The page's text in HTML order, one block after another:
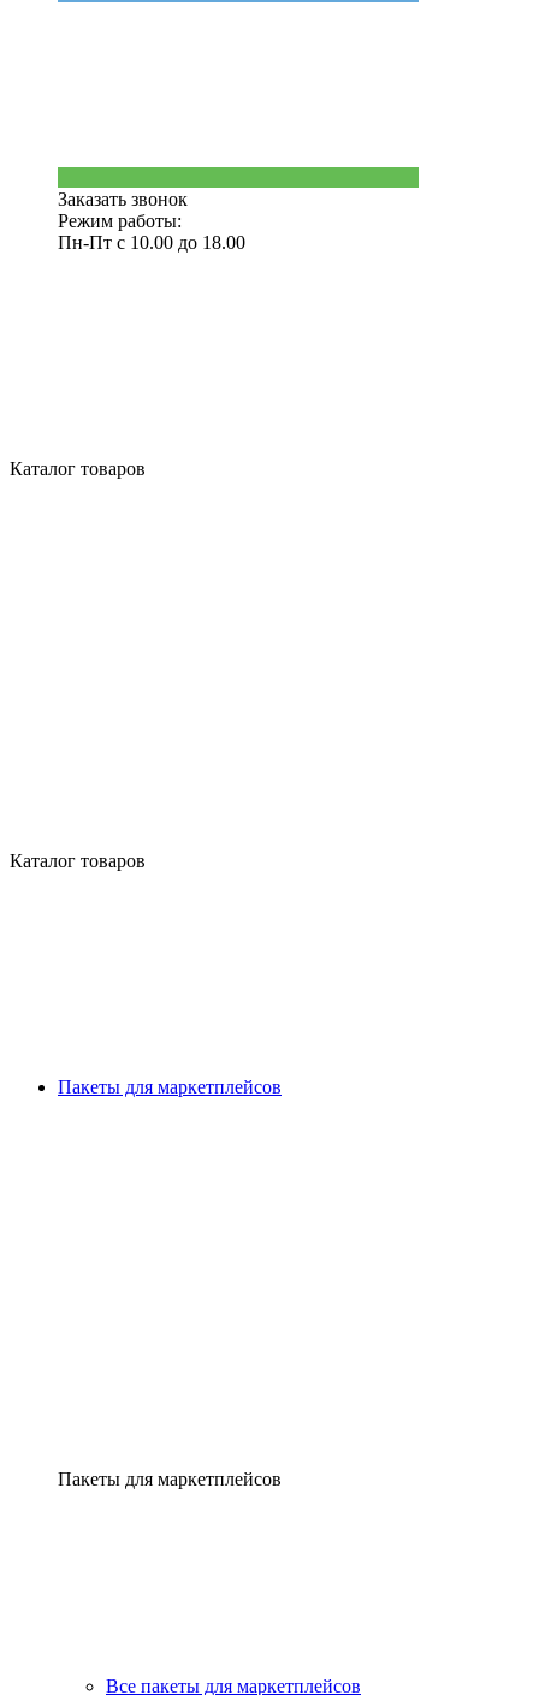
Заказать звонок
Режим работы:
Пн-Пт с 10.00 до 18.00
Каталог товаров
Каталог товаров
Пакеты для маркетплейсов
Пакеты для маркетплейсов
Все пакеты для маркетплейсов